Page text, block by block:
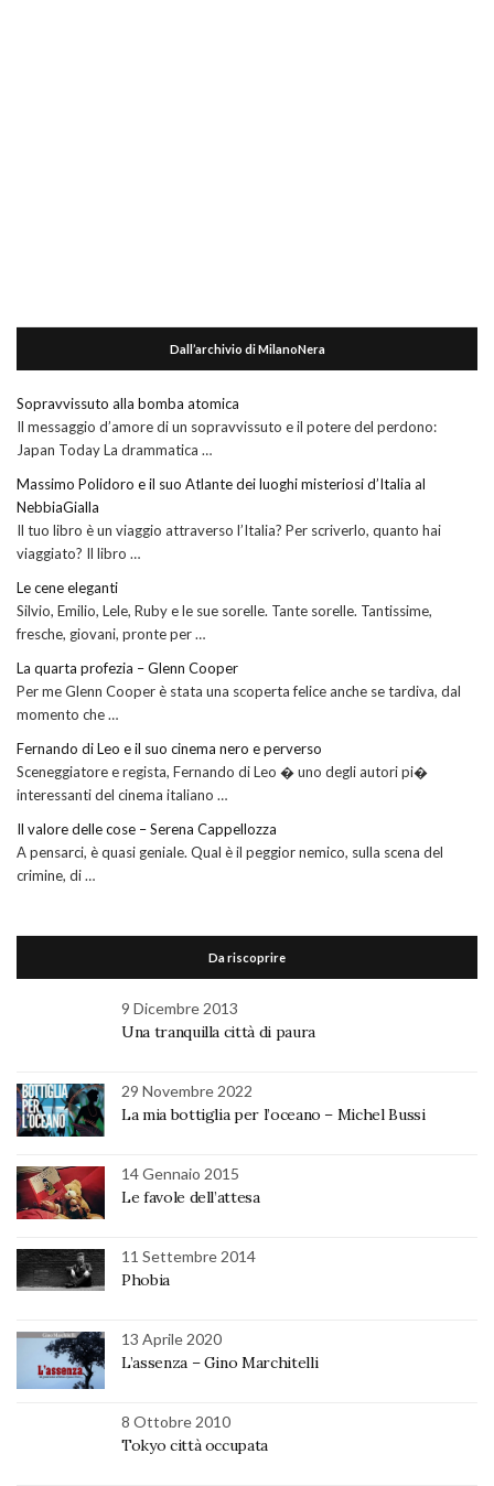
Dall’archivio di MilanoNera
Sopravvissuto alla bomba atomica
Il messaggio d’amore di un sopravvissuto e il potere del perdono:
Japan Today La drammatica …
Massimo Polidoro e il suo Atlante dei luoghi misteriosi d’Italia al
NebbiaGialla
Il tuo libro è un viaggio attraverso l’Italia? Per scriverlo, quanto hai
viaggiato? Il libro …
Le cene eleganti
Silvio, Emilio, Lele, Ruby e le sue sorelle. Tante sorelle. Tantissime,
fresche, giovani, pronte per …
La quarta profezia – Glenn Cooper
Per me Glenn Cooper è stata una scoperta felice anche se tardiva, dal
momento che …
Fernando di Leo e il suo cinema nero e perverso
Sceneggiatore e regista, Fernando di Leo � uno degli autori pi�
interessanti del cinema italiano …
Il valore delle cose – Serena Cappellozza
A pensarci, è quasi geniale. Qual è il peggior nemico, sulla scena del
crimine, di …
Da riscoprire
9 Dicembre 2013
Una tranquilla città di paura
29 Novembre 2022
La mia bottiglia per l’oceano – Michel Bussi
14 Gennaio 2015
Le favole dell’attesa
11 Settembre 2014
Phobia
13 Aprile 2020
L’assenza – Gino Marchitelli
8 Ottobre 2010
Tokyo città occupata